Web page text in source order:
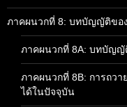
ภาคผนวกที่ 8: บทบัญญัติของ
ภาคผนวกที่ 8A: บทบัญญั
ภาคผนวกที่ 8B: การถว
ได้ในปัจจุบัน